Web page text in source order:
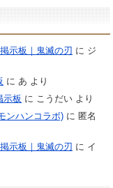
示板｜鬼滅の刃 に ジ
に あ より
示板 に こうだいより
ンハンコラボ)に 匿名
示板｜鬼滅の刃 に イ